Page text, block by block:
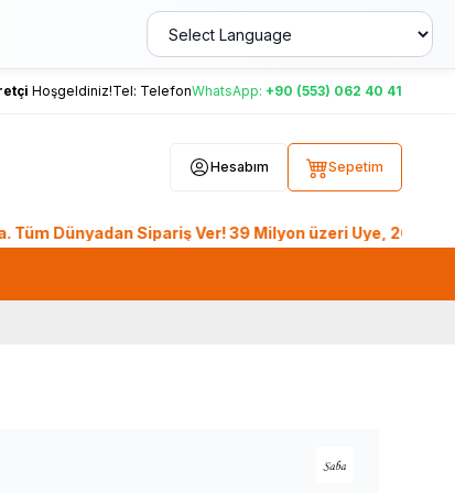
Hoşgeldiniz!Tel: TelefonWhatsApp: +90 (553) 062 40 41
Hesabım Sepetim
Dünyadan Sipariş Ver! 39 Milyon üzeri Üye, 26. Yıl